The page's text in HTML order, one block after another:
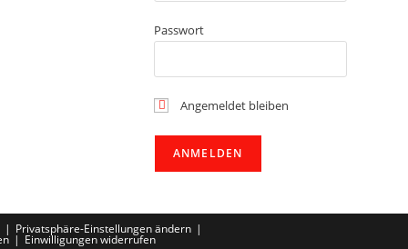
Passwort
Angemeldet bleiben
Privatsphäre-Einstellungen ändern
Einwilligungen widerrufen